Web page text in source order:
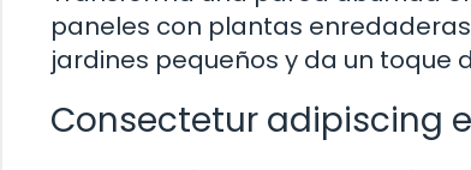
paneles con plantas
jardines pequeños y da un toque
Consectetur adipiscing